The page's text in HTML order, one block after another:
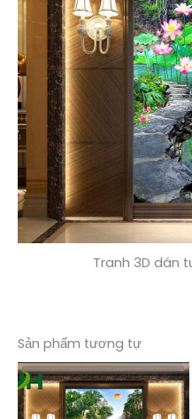
Tranh 3D dán
Sản phẩm tương tự